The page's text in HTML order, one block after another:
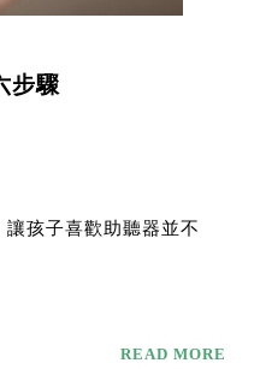
步驟
孩子喜歡助聽器並不
READ MORE